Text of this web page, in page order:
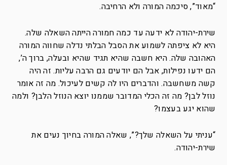
“מאוד”, סיכמה המורה ולא הרחיבה.
שירת-יהודה לא ידעה עד כמה חמורה הייתה השאלה שלה.
היא לא ציפתה לשמוע את הסבל הבלתי נדלה שחווה המורה
האהובה שלה. היא חשבה שהיא תגיד שהיא ובעלה, ברוך ה’,
הם ידעו נפילות, אבל הם יודעים גם הרבה עליות. זה היה
קשה משחשבה. והדברים היו לה קשים לעיכול. מה זה אומר
נוזל לבן? מה זה הכלי המדובר שממנו יוצא הנוזל הלבן? ולמה
שהוא יגע בעצמו?
“עניתי על השאלה שלך?”, שאלה המורה בחיוך נעים את
שירת-יהודה.